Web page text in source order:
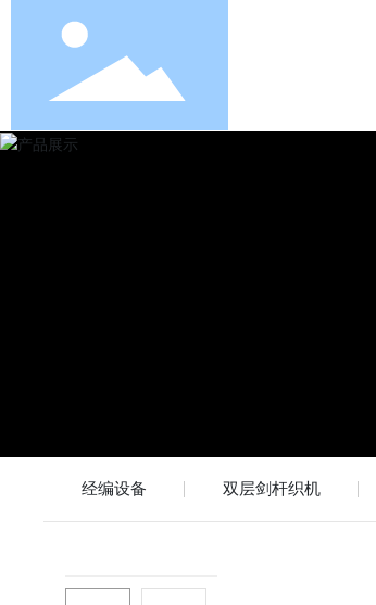
经编设备 双层剑杆织机